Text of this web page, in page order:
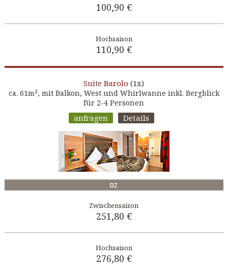
100,90 €
110,90 €
SuiteBarolo (1x)
ca. 61m², mit Balkon, West und Whirlwanne inkl. Bergblick
für 2-4 Personen
anfragen Details
DZ
251,80 €
276,80 €